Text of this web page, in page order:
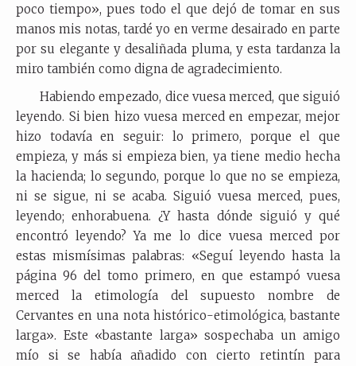
poco tiempo», pues todo el que dejó de tomar en sus
manos mis notas, tardé yo en verme desairado en parte
por su elegante y desaliñada pluma, y esta tardanza la
miro también como digna de agradecimiento.
Habiendo empezado, dice vuesa merced, que siguió
leyendo. Si bien hizo vuesa merced en empezar, mejor
hizo todavía en seguir: lo primero, porque el que
empieza, y más si empieza bien, ya tiene medio hecha
la hacienda; lo segundo, porque lo que no se empieza,
ni se sigue, ni se acaba. Siguió vuesa merced, pues,
leyendo; enhorabuena. ¿Y hasta dónde siguió y qué
encontró leyendo? Ya me lo dice vuesa merced por
estas mismísimas palabras: «Seguí leyendo hasta la
página 96 del tomo primero, en que estampó vuesa
merced la etimología del supuesto nombre de
Cervantes en una nota histórico-etimológica, bastante
larga». Este «bastante larga» sospechaba un amigo
mío si se había añadido con cierto retintín para